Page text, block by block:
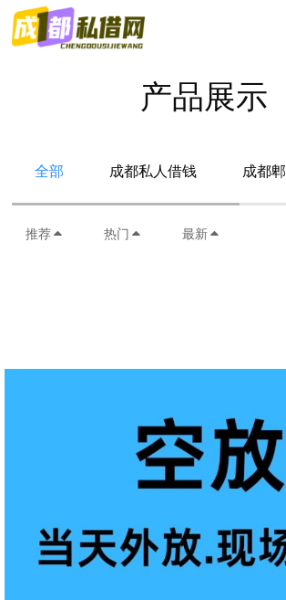
产品展示
全部 成都私人借钱 成都
推荐 热门 最新